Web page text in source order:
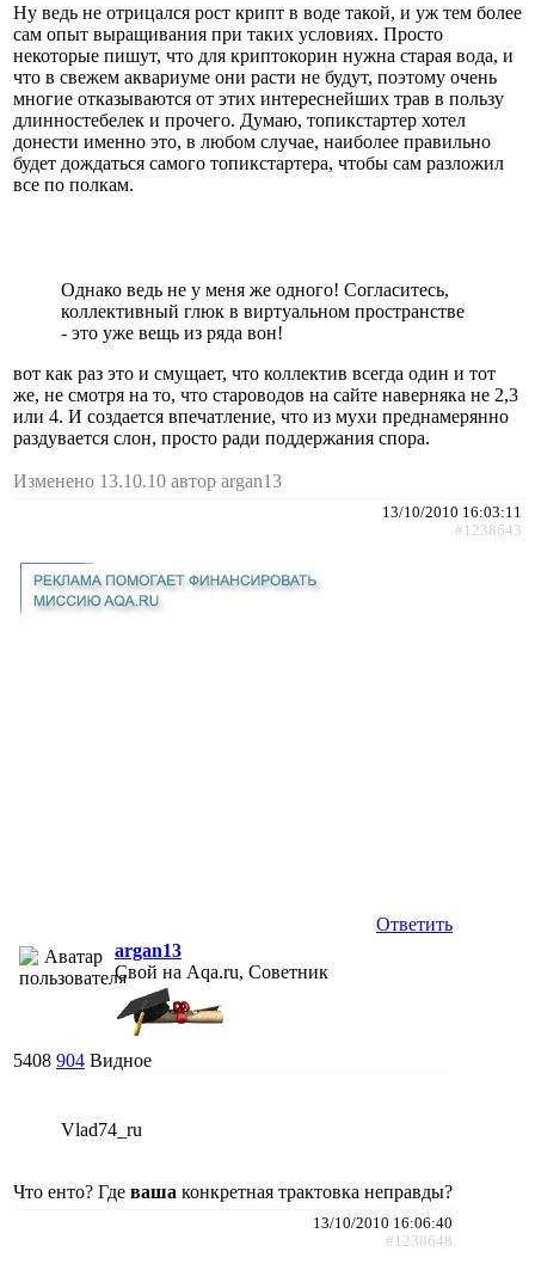
Ну ведь не отрицался рост крипт в воде такой, и уж тем более
сам опыт выращивания при таких условиях. Просто
некоторые пишут, что для криптокорин нужна старая вода, и
что в свежем аквариуме они расти не будут, поэтому очень
многие отказываются от этих интереснейших трав в пользу
длинностебелек и прочего. Думаю, топикстартер хотел
донести именно это, в любом случае, наиболее правильно
будет дождаться самого топикстартера, чтобы сам разложил
все по полкам.
Однако ведь не у меня же одного! Согласитесь,
коллективный глюк в виртуальном пространстве
- это уже вещь из ряда вон!
вот как раз это и смущает, что коллектив всегда один и тот
же, не смотря на то, что староводов на сайте наверняка не 2,3
или 4. И создается впечатление, что из мухи преднамерянно
раздувается слон, просто ради поддержания спора.
Изменено 13.10.10 автор argan13
13/10/2010 16:03:11
#1238643
Ответить
argan13
Свой на Aqa.ru, Советник
5408 904 Видное
Vlad74_ru
Что енто? Где ваша конкретная трактовка неправды?
13/10/2010 16:06:40
#1238648